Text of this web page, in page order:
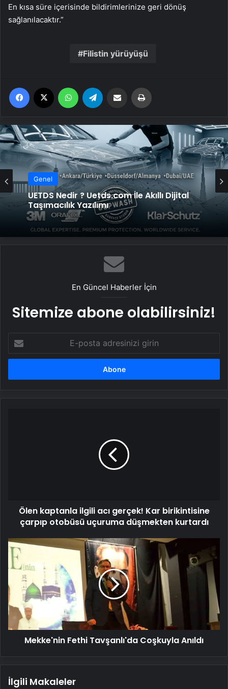
En kısa süre içerisinde bildirimlerinize geri dönüş
sağlanılacaktır.”
Filistin yürüyüşü
Facebook WhatsApp Email'den paylaş
Genel
UETDS Nedir ? Uetds.com İle Akıllı Dijital
Taşımacılık Yazılımı
Genel
Yeni Dünya Düzensizliği Çağında Türk Dış
Politikası ve Hakan Fidan Faktörü
En Güncel Haberler İçin
Sitemize abone olabilirsiniz!
posta
adresinizi
uçuruma
düşmekten
Ölen kaptanla ilgili acı gerçek! Kar birikintisine
çarpıp otobüsü uçuruma düşmekten kurtardı
Mekke'nin
Fethi
Tavşanlı'da
Coşkuyla
Anıldı
Mekke'nin Fethi Tavşanlı'da Coşkuyla Anıldı
İlgili Makaleler